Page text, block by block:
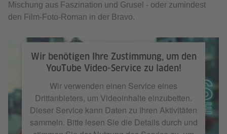
Mischung aus Faszination und Grusel - oder zumindest
den Film-Foto-Roman in der Bravo.
Wir benötigen Ihre Zustimmung, um den
YouTube Video-Service zu laden!
Wir verwenden einen Service eines
Drittanbieters, um Videoinhalte einzubetten.
Dieser Service kann Daten zu Ihren Aktivitäten
sammeln. Bitte lesen Sie die Details durch und